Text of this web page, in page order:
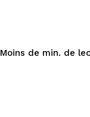
Moins de min. de